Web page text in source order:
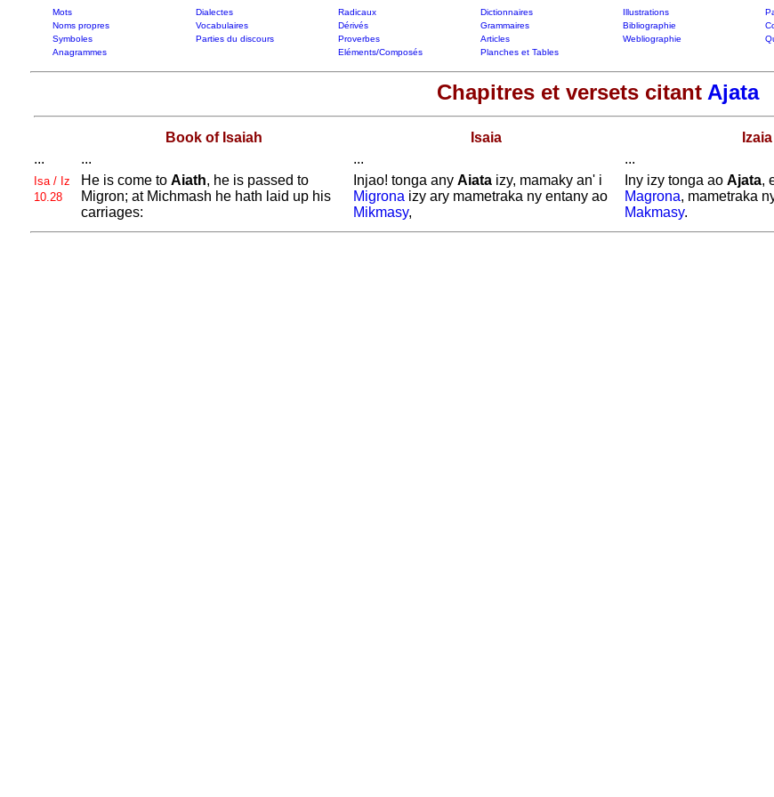
Mots Dialectes Radicaux Dictionnaires Illustrations
Noms propres
Vocabulaires Dérivés Grammaires Bibliographie
Symboles
Parties du discours Proverbes Articles Webliographie
Anagrammes
Eléments/Composés Planches et Tables
Chapitres et versets citant Ajata
Book of Isaiah Isaia Izaia
...
... ... ...
Isa / Iz
10.28
He is come to Aiath, he is passed to
Migron; at Michmash he hath laid up his
carriages:
Injao! tonga any Aiataizy, mamaky an' i
Migrona izy ary mametraka ny entany ao
Mikmasy,
Iny izy tonga ao Ajata,
Magrona, mametraka
Makmasy.